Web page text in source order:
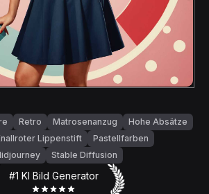
Retro Matrosenanzug
Hohe Absätze
Lippenstift
Pastellfarben
Stable Diffusion
#1 KI Bild Generator